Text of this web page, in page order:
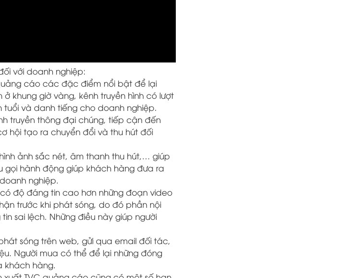
với doanh nghiệp:
cáo các đặc điểm nổi bật để lại
khung giờ vàng, kênh truyền hình có lượt
và danh tiếng cho doanh nghiệp.
truyền thông đại chúng, tiếp cận đến
hội tạo ra chuyển đổi và thu hút đối
ảnh sắc nét, âm thanh thu hút,… giúp
gọi hành động giúp khách hàng đưa ra
nghiệp.
độ đáng tin cao hơn những đoạn video
trước khi phát sóng, do đó phần nội
sai lệch. Những điều này giúp người
sóng trên web, gửi qua email đối tác,
Người mua có thể để lại những đóng
khách hàng.